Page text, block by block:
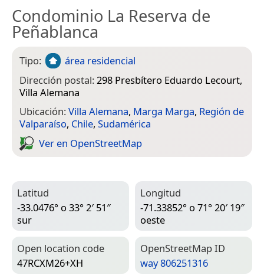
Condominio La Reserva de
Peñablanca
Tipo:
área residencial
Dirección postal:298 Presbítero Eduardo Lecourt,
Villa Alemana
Ubicación:Villa Alemana, Marga Marga, Región de
Valparaíso, Chile, Sudamérica
Ver en Open­Street­Map
Latitud
-33.0476° o 33° 2′ 51″
sur
Longitud
-71.33852° o 71° 20′ 19″
oeste
Open location code
47RCXM26+XH
Open­Street­Map ID
way 806251316